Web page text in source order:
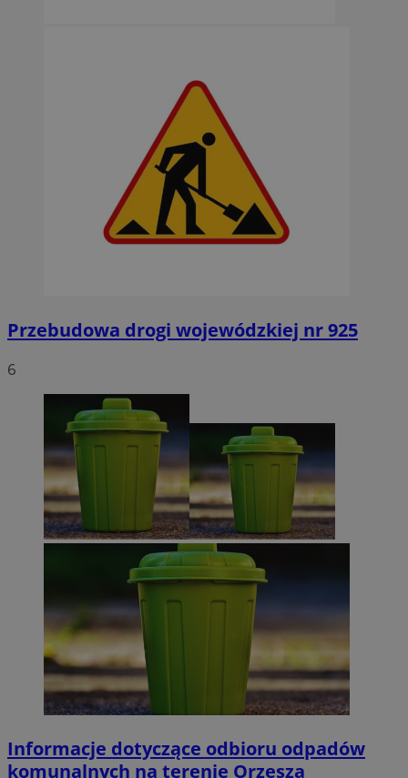
Przebudowa drogi wojewódzkiej nr 925
6
Informacje dotyczące odbioru odpadów
komunalnych na terenie Orzesza